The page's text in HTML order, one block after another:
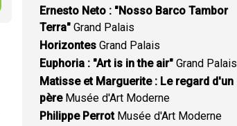
Ernesto Neto : "Nosso Barco Tambor
Terra" Grand Palais
Horizontes Grand Palais
Euphoria : "Art is in the air" Grand Palais
Matisse et Marguerite : Le regard d'un
pèreMusée d'Art Moderne
Philippe PerrotMusée d'Art Moderne